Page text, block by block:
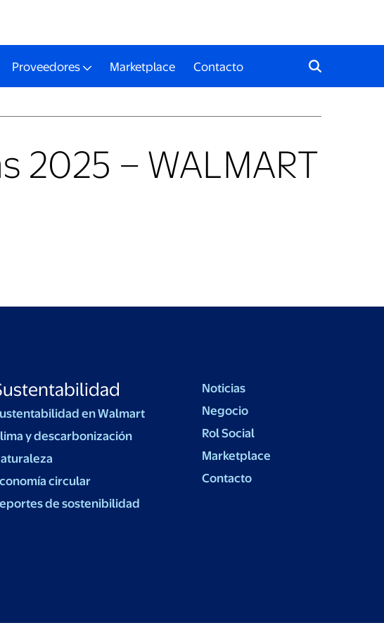
Proveedores Marketplace Contacto
2025 – WALMART
en Walmart
y descarbonización
circular
de sostenibilidad
Noticias
Negocio
Rol Social
Marketplace
Contacto